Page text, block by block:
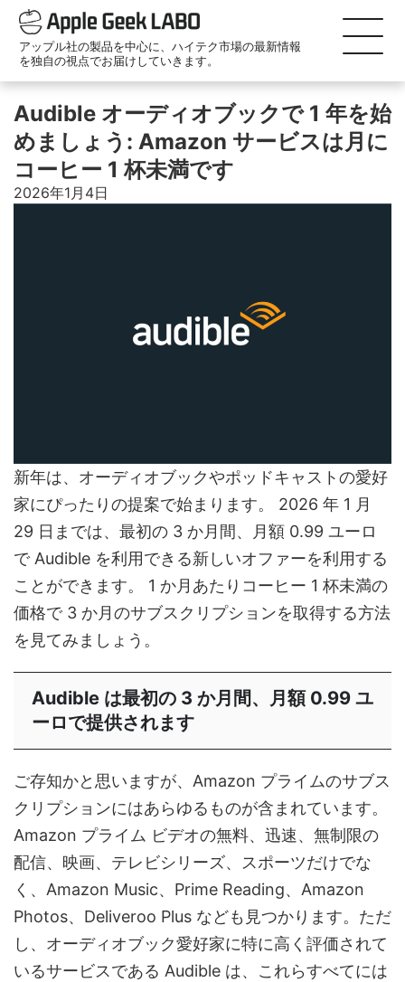
アップル社の製品を中心に、ハイテク市場の最新情報
を独自の視点でお届けしていきます。
Audible オーディオブックで 1 年を始
めましょう: Amazon サービスは月に
コーヒー 1 杯未満です
2026年1月4日
新年は、オーディオブックやポッドキャストの愛好
家にぴったりの提案で始まります。 2026 年 1 月
29 日までは、最初の 3 か月間、月額 0.99 ユーロ
で Audible を利用できる新しいオファーを利用する
ことができます。 1 か月あたりコーヒー 1 杯未満の
価格で 3 か月のサブスクリプションを取得する方法
を見てみましょう。
Audible は最初の 3 か月間、月額 0.99 ユ
ーロで提供されます
ご存知かと思いますが、Amazon プライムのサブス
クリプションにはあらゆるものが含まれています。
Amazon プライム ビデオの無料、迅速、無制限の
配信、映画、テレビシリーズ、スポーツだけでな
く、Amazon Music、Prime Reading、Amazon
Photos、Deliveroo Plus なども見つかります。ただ
し、オーディオブック愛好家に特に高く評価されて
いるサービスである Audible は、これらすべてには